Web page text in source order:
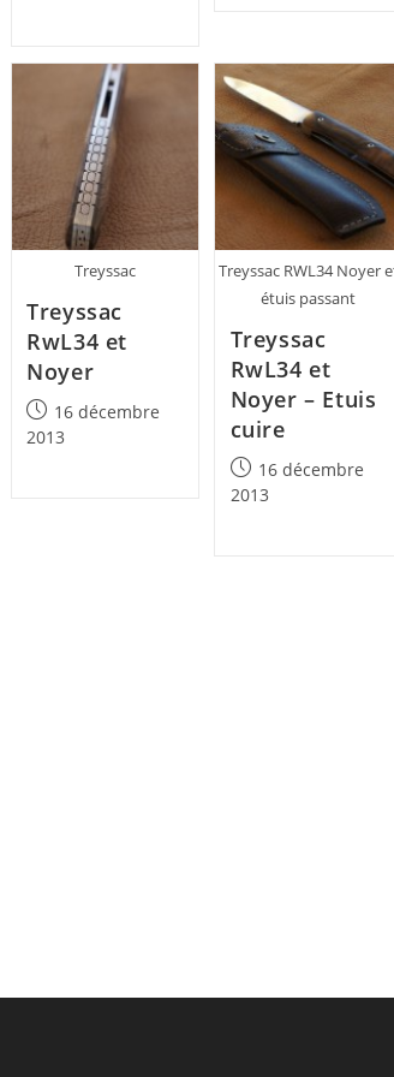
Treyssac
Treyssac
RwL34 et
Noyer
Post
published:
16 décembre
2013
Treyssac RWL34 Noyer
étuis passant
Treyssac
RwL34 et
Noyer – Etuis
cuire
Post
published:
16 décembre
2013